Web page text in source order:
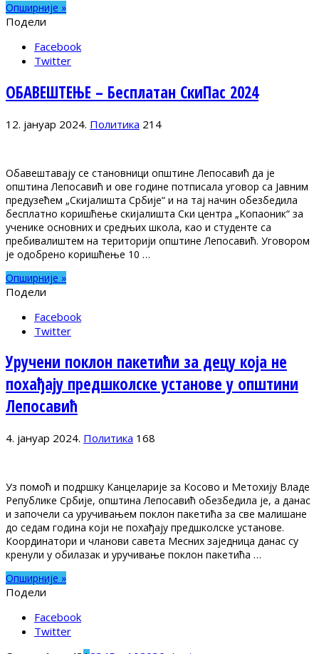
Опширније »
Подели
Facebook
Twitter
ОБАВЕШТЕЊЕ – Бесплатан СкиПас 2024
12. јануар 2024. Политика 214
Обавештавају се становници општине Лепосавић да је
општина Лепосавић и ове године потписала уговор са Јавним
предузећем „Скијалишта Србије“ и на тај начин обезбедила
бесплатно коришћење скијалишта Ски центра „Копаоник“ за
ученике основних и средњих школа, као и студенте са
пребивалиштем на територији општине Лепосавић. Уговором
је одобрено коришћење 10 …
Опширније »
Подели
Facebook
Twitter
Уручени поклон пакетићи за децу која не
похађају предшколске установе у општини
Лепосавић
4. јануар 2024. Политика 168
Уз помоћ и подршку Канцеларије за Косово и Метохију Владе
Републике Србије, општина Лепосавић обезбедила је, а данас
и започели са уручивањем поклон пакетића за све малишане
до седам година који не похађају предшколске установе.
Координатори и чланови савета Месних заједница данас су
кренули у обилазак и уручивање поклон пакетића …
Опширније »
Подели
Facebook
Twitter